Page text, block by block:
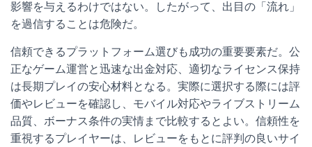
影響を与えるわけではない。したがって、出目の「流れ」
を過信することは危険だ。
信頼できるプラットフォーム選びも成功の重要要素だ。公
正なゲーム運営と迅速な出金対応、適切なライセンス保持
は長期プレイの安心材料となる。実際に選択する際には評
価やレビューを確認し、モバイル対応やライブストリーム
品質、ボーナス条件の実情まで比較するとよい。信頼性を
重視するプレイヤーは、レビューをもとに評判の良いサイ